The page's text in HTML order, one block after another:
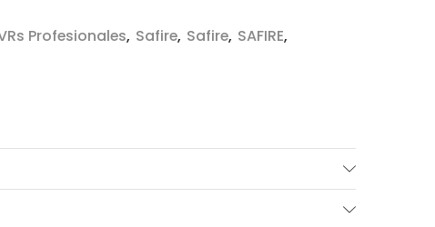
Profesionales, Safire, Safire, SAFIRE,